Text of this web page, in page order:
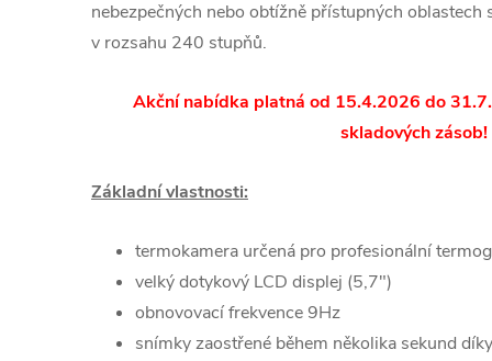
nebezpečných nebo obtížně přístupných
v rozsahu 240 stupňů.
Akční nabídka platná od 15.4.2026 do
skladových zásob!
Základní vlastnosti:
termokamera určená pro profesionální
velký dotykový LCD displej (5,7")
obnovovací frekvence 9Hz
snímky zaostřené během několika sekund